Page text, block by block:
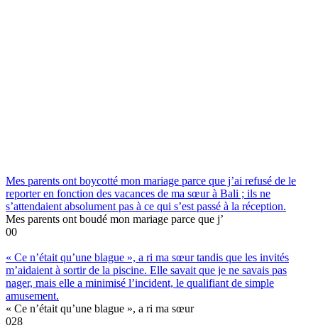
Mes parents ont boycotté mon mariage parce que j’ai refusé de le
reporter en fonction des vacances de ma sœur à Bali ; ils ne
s’attendaient absolument pas à ce qui s’est passé à la réception.
Mes parents ont boudé mon mariage parce que j’
00
« Ce n’était qu’une blague », a ri ma sœur tandis que les invités
m’aidaient à sortir de la piscine. Elle savait que je ne savais pas
nager, mais elle a minimisé l’incident, le qualifiant de simple
amusement.
« Ce n’était qu’une blague », a ri ma sœur
028